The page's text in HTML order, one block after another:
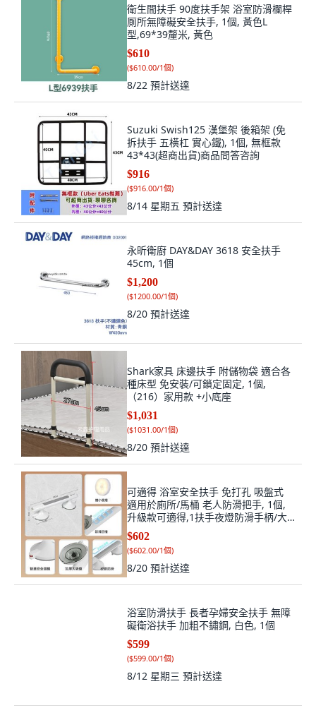
衛生間扶手 90度扶手架 浴室防滑欄桿
厠所無障礙安全扶手, 1個, 黃色L
型,69*39釐米, 黃色
$610
($610.00/1個)
8/22 預計送達
Suzuki Swish125 漢堡架 後箱架 (免
拆扶手 五橫杠 實心鐵), 1個, 無框款
43*43(超商出貨)商品問答咨詢
$916
($916.00/1個)
8/14 星期五 預計送達
永昕衛廚 DAY&DAY 3618 安全扶手
45cm, 1個
$1,200
($1200.00/1個)
8/20 預計送達
Shark家具 床邊扶手 附儲物袋 適合各
種床型 免安裝/可鎖定固定, 1個,
（216）家用款 +小底座
$1,031
($1031.00/1個)
8/20 預計送達
可適得 浴室安全扶手 免打孔 吸盤式
適用於廁所/馬桶 老人防滑把手, 1個,
升級款可適得,1扶手夜燈防滑手柄/大
吸盤
$602
($602.00/1個)
8/20 預計送達
浴室防滑扶手 長者孕婦安全扶手 無障
礙衛浴扶手 加粗不鏽鋼, 白色, 1個
$599
($599.00/1個)
8/12 星期三 預計送達